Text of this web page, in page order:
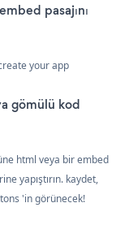
pasajını
your app
gömülü kod
html veya bir embed
yapıştırın. kaydet,
'in görünecek!